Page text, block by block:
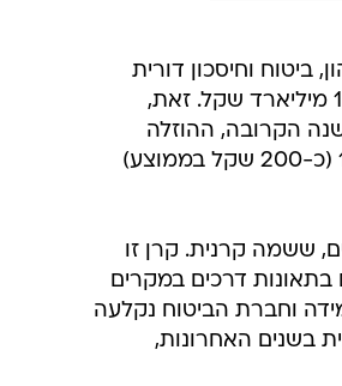
וחיסכון דורית
סלינגר, החליטו להשיב למבוטחי ביטוח החובה לרכב כספים בסך של כ-1.5 מיליארד שקל. זאת,
הקרובה, ההוזלה
תעמוד על כ-17% - כ-250 שקל בממוצע לרכב, בשנה השנייה על כ-13% (כ-200 שקל בממוצע)
ששמה קרנית. קרן זו
בתאונות דרכים במקרים
וחברת הביטוח נקלעה
בשנים האחרונות,